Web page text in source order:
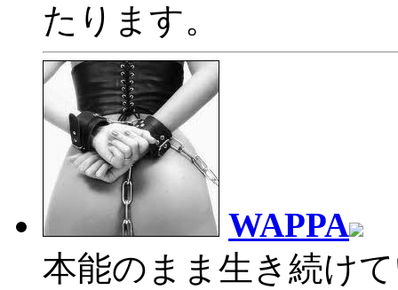
たります。
WAPPA
本能のまま生き続け